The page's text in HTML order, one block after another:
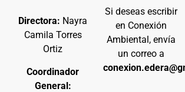
Directora: Nayra
Camila Torres
Ortiz
Coordinador
General:
Si deseas escribir
en Conexión
Ambiental, envía
un correo a